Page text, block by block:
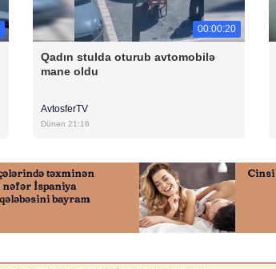
00:00:20
Qadın stulda oturub avtomobilə
mane oldu
AvtosferTV
Dünən 21:16